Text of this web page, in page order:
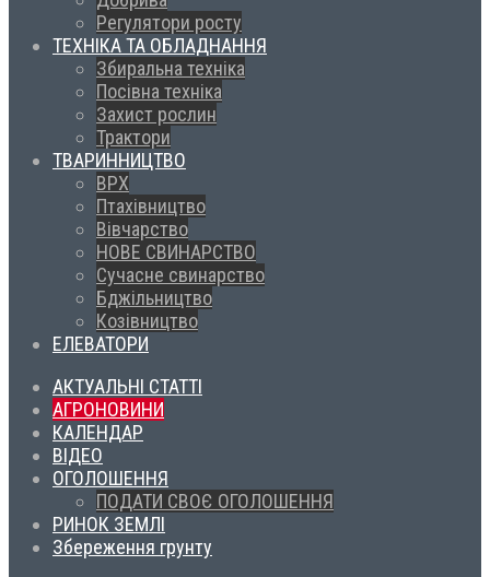
Регулятори росту
ТЕХНІКА ТА ОБЛАДНАННЯ
Збиральна техніка
Посівна техніка
Захист рослин
Трактори
ТВАРИННИЦТВО
ВРХ
Птахівництво
Вівчарство
НОВЕ СВИНАРСТВО
Сучасне свинарство
Бджільництво
Козівництво
ЕЛЕВАТОРИ
АКТУАЛЬНІ СТАТТІ
АГРОНОВИНИ
КАЛЕНДАР
ВІДЕО
ОГОЛОШЕННЯ
ПОДАТИ СВОЄ ОГОЛОШЕННЯ
РИНОК ЗЕМЛІ
Збереження грунту